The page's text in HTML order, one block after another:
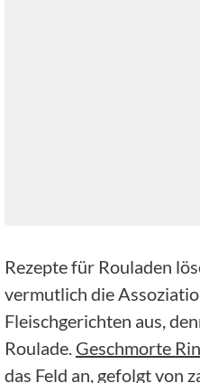
Rezepte für Rouladen
vermutlich die
Fleischgerichten aus,
Roulade. Geschmorte
das Feld an, gefolgt von